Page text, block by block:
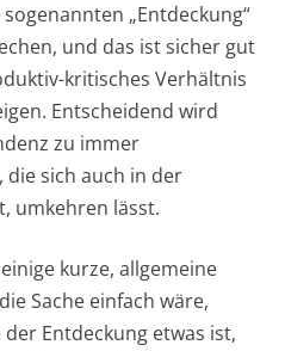
„Entdeckung“
und das ist sicher gut
kritisches Verhältnis
Entscheidend wird
zu immer
sich auch in der
umkehren lässt.
kurze, allgemeine
Sache einfach wäre,
Entdeckung etwas ist,